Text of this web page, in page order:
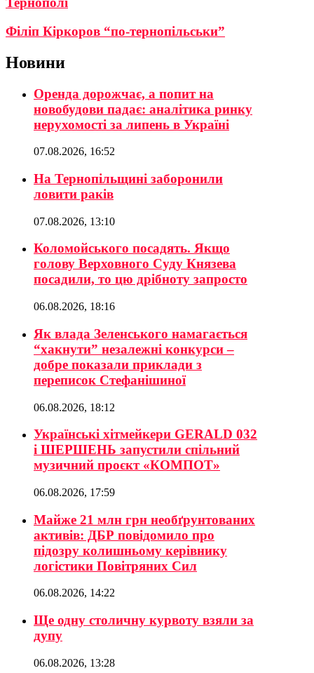
Філіп Кіркоров “по-тернопільськи”
Новини
Оренда дорожчає, а попит на
новобудови падає: аналітика ринку
нерухомості за липень в Україні
07.08.2026, 16:52
На Тернопільщині заборонили
ловити раків
07.08.2026, 13:10
Коломойського посадять. Якщо
голову Верховного Суду Князева
посадили, то цю дрібноту запросто
06.08.2026, 18:16
Як влада Зеленського намагається
“хакнути” незалежні конкурси –
добре показали приклади з
переписок Стефанішиної
06.08.2026, 18:12
Українські хітмейкери GERALD 032
і ШЕРШЕНЬ запустили спільний
музичний проєкт «КОМПОТ»
06.08.2026, 17:59
Майже 21 млн грн необґрунтованих
активів: ДБР повідомило про
підозру колишньому керівнику
логістики Повітряних Сил
06.08.2026, 14:22
Ще одну столичну курвоту взяли за
дупу
06.08.2026, 13:28